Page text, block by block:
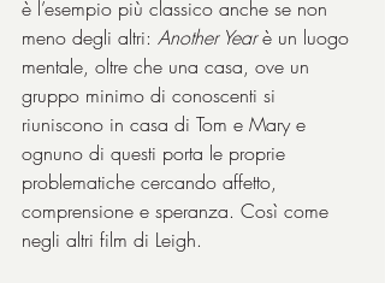
è l’esempio più classico anche se non
meno degli altri: Another Year è un luogo
mentale, oltre che una casa, ove un
gruppo minimo di conoscenti si
riuniscono in casa di Tom e Mary e
ognuno di questi porta le proprie
problematiche cercando affetto,
comprensione e speranza. Così come
negli altri film di Leigh.